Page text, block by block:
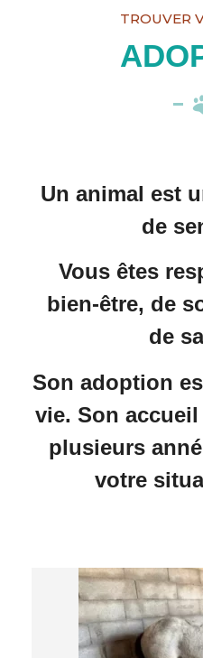
TROUVER
Un animal est
de
Vous êtes
bien-être, de
de
Son adoption
vie. Son
plusieurs
votre